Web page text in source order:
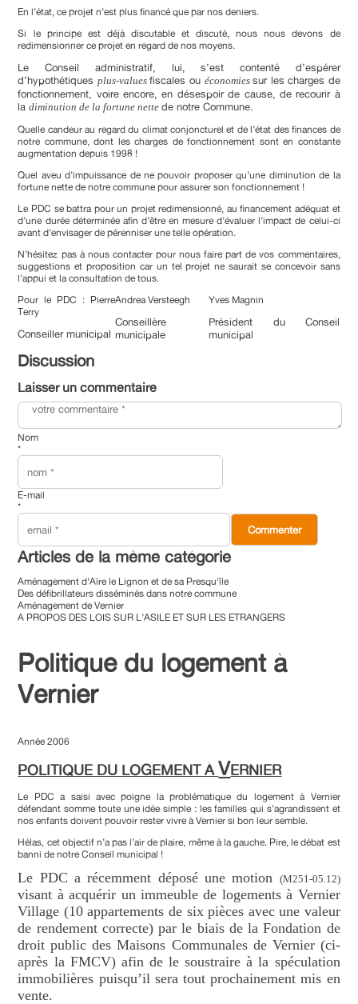
En l’état, ce projet n’est plus financé que par nos deniers.
Si le principe est déjà discutable et discuté, nous nous devons de
redimensionner ce projet en regard de nos moyens.
Le Conseil administratif, lui, s’est contenté d’espérer
d’hypothétiques plus-valuesfiscales ou économiessur les charges de
fonctionnement, voire encore, en désespoir de cause, de recourir à
ladiminution de la fortune nettede notre Commune.
Quelle candeur au regard du climat conjoncturel et de l’état des finances de
notre commune, dont les charges de fonctionnement sont en constante
augmentation depuis 1998 !
Quel aveu d’impuissance de ne pouvoir proposer qu’une diminution de la
fortune nette de notre commune pour assurer son fonctionnement !
Le PDC se battra pour un projet redimensionné, au financement adéquat et
d’une durée déterminée afin d’être en mesure d’évaluer l’impact de celui-ci
avant d’envisager de pérenniser une telle opération.
N’hésitez pas à nous contacter pour nous faire part de vos commentaires,
suggestions et proposition car un tel projet ne saurait se concevoir sans
l’appui et la consultation de tous.
Pour le PDC : Pierre
Terry
Conseiller municipal
Andrea Versteegh
Conseillère
municipale
Yves Magnin
Président du Conseil
municipal
Discussion
Laisser un commentaire
Nom
*
E-mail
*
Articles de la même catégorie
Aménagement d'Aïre le Lignon et de sa Presqu'île
Des défibrillateurs disséminés dans notre commune
Aménagement de Vernier
A PROPOS DES LOIS SUR L’ASILE ET SUR LES ETRANGERS
Politique du logement à
Vernier
Année 2006
POLITIQUE DU LOGEMENT À VERNIER
Le PDC a saisi avec poigne la problématique du logement à Vernier
défendant somme toute une idée simple : les familles qui s’agrandissent et
nos enfants doivent pouvoir rester vivre à Vernier si bon leur semble.
Hélas, cet objectif n’a pas l’air de plaire, même à la gauche. Pire, le débat est
banni de notre Conseil municipal !
Le PDC a récemment déposé une motion (M251-05.12)
visant à acquérir un immeuble de logements à Vernier
Village (10 appartements de six pièces avec une valeur
de rendement correcte) par le biais de la Fondation de
droit public des Maisons Communales de Vernier (ci-
après la FMCV) afin de le soustraire à la spéculation
immobilières puisqu’il sera tout prochainement mis en
vente.